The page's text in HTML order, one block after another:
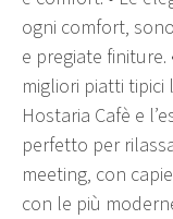
ogni comfort,
e pregiate
migliori piatti tipici
Hostaria Cafè e
perfetto per
meeting, con
con le più